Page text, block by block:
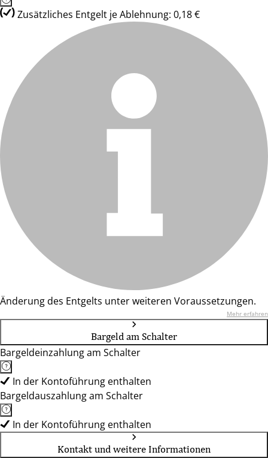
Zusätzliches Entgelt je Ablehnung: 0,18 €
Änderung des Entgelts unter weiteren Voraussetzungen.
Mehr erfahren
Bargeld am Schalter
Bargeldeinzahlung am Schalter
In der Kontoführung enthalten
Bargeldauszahlung am Schalter
In der Kontoführung enthalten
Kontakt und weitere Informationen